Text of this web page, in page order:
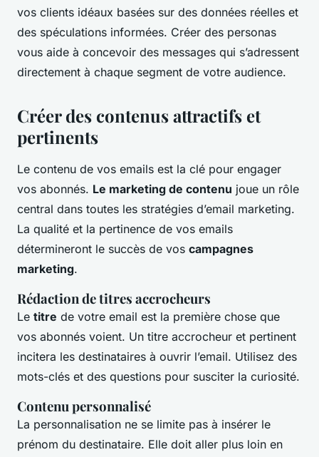
vos clients idéaux basées sur des données réelles et
des spéculations informées. Créer des personas
vous aide à concevoir des messages qui s’adressent
directement à chaque segment de votre audience.
Créer des contenus attractifs et
pertinents
Le contenu de vos emails est la clé pour engager
vos abonnés. Le marketing de contenu joue un rôle
central dans toutes les stratégies d’email marketing.
La qualité et la pertinence de vos emails
détermineront le succès de vos campagnes
marketing.
Rédaction de titres accrocheurs
Le titre de votre email est la première chose que
vos abonnés voient. Un titre accrocheur et pertinent
incitera les destinataires à ouvrir l’email. Utilisez des
mots-clés et des questions pour susciter la curiosité.
Contenu personnalisé
La personnalisation ne se limite pas à insérer le
prénom du destinataire. Elle doit aller plus loin en